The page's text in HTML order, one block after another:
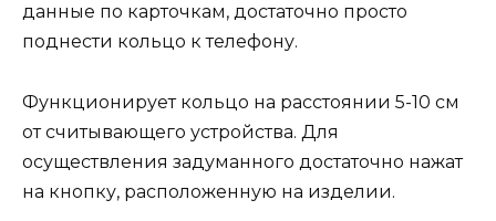
данные по карточкам, достаточно просто
поднести кольцо к телефону.
Функционирует кольцо на расстоянии 5-10 см
от считывающего устройства. Для
осуществления задуманного достаточно нажат
на кнопку, расположенную на изделии.